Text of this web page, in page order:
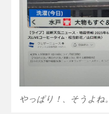
やっぱり！、そうよね。